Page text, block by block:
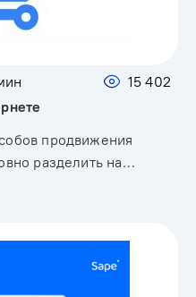
15 402
продвижения
разделить на…